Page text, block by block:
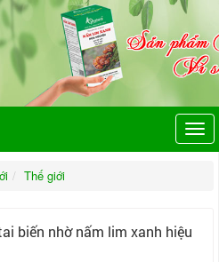
Thế giới
biến nhờ nấm lim xanh hiệu